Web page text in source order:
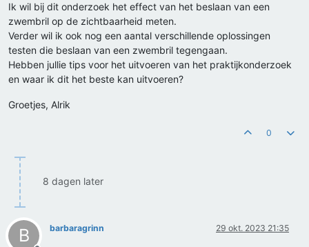
Ik wil bij dit onderzoek het effect van het beslaan van een
zwembril op de zichtbaarheid meten.
Verder wil ik ook nog een aantal verschillende oplossingen
testen die beslaan van een zwembril tegengaan.
Hebben jullie tips voor het uitvoeren van het praktijkonderzoek
en waar ik dit het beste kan uitvoeren?
Groetjes, Alrik
0
8 dagen later
B barbaragrinn 29 okt. 2023 21:35